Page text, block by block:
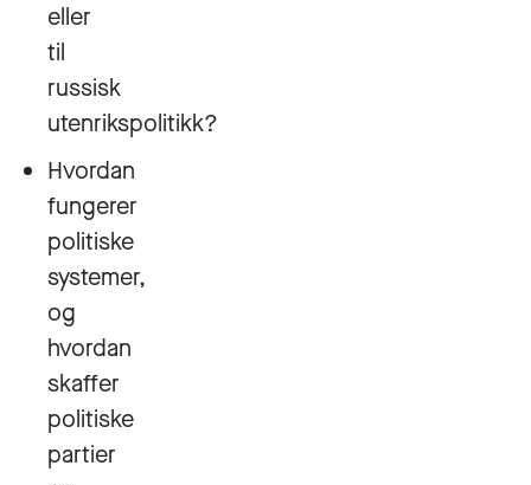
eller
til
russisk
utenrikspolitikk?
Hvordan
fungerer
politiske
systemer,
og
hvordan
skaffer
politiske
partier